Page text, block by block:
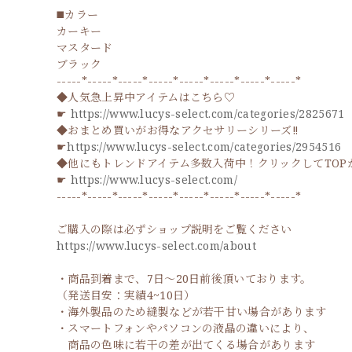
◼️カラー
カーキー
マスタード
ブラック
-----*-----*-----*-----*-----*-----*-----*-----*
◆人気急上昇中アイテムはこちら♡
☛ https://www.lucys-select.com/categories/2825671
◆おまとめ買いがお得なアクセサリーシリーズ‼
☛https://www.lucys-select.com/categories/2954516
◆他にもトレンドアイテム多数入荷中！クリックしてTOP
☛ https://www.lucys-select.com/
-----*-----*-----*-----*-----*-----*-----*-----*
ご購入の際は必ずショップ説明をご覧ください
https://www.lucys-select.com/about
・商品到着まで、7日～20日前後頂いております。
（発送目安：実績4~10日）
・海外製品のため縫製などが若干甘い場合があります
・スマートフォンやパソコンの液晶の違いにより、
商品の色味に若干の差が出てくる場合があります